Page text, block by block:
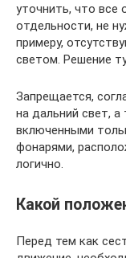
уточнить, что
отдельности, не
примеру,
светом. Решение
Запрещается,
на дальний свет,
включенными
фонарями,
логично.
Какой
Перед тем как